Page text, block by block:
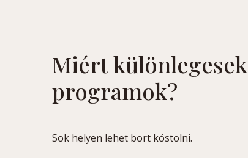
Miért
programok?
Sok helyen lehet bort kóstolni.